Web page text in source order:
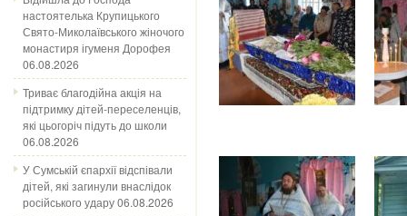
настоятелька Крупицького
Свято-Миколаївського жіночого
монастиря ігуменя Дорофея
06.08.2026
Триває благодійна акція на
підтримку дітей-переселенців,
які цьогоріч підуть до школи
06.08.2026
У Сумській єпархії відспівали
дітей, які загинули внаслідок
російського удару06.08.2026